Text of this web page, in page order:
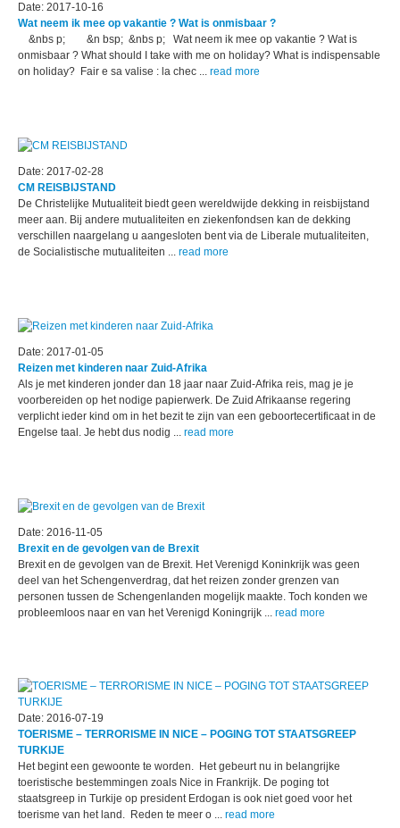
Date: 2017-10-16
Wat neem ik mee op vakantie ? Wat is onmisbaar ?
&nbs p; &n bsp; &nbs p; Wat neem ik mee op vakantie ? Wat is
onmisbaar ? What should I take with me on holiday? What is indispensable
on holiday? Fair e sa valise : la chec ... read more
Date: 2017-02-28
CM REISBIJSTAND
De Christelijke Mutualiteit biedt geen wereldwijde dekking in reisbijstand
meer aan. ​Bij andere mutualiteiten en ziekenfondsen kan de dekking
verschillen naargelang u aangesloten bent via de Liberale mutualiteiten,
de Socialistische mutualiteiten ... read more
Date: 2017-01-05
Reizen met kinderen naar Zuid-Afrika
Als je met kinderen jonder dan 18 jaar naar Zuid-Afrika reis, mag je je
voorbereiden op het nodige papierwerk. De Zuid Afrikaanse regering
verplicht ieder kind om in het bezit te zijn van een geboortecertificaat in de
Engelse taal. Je hebt dus nodig ... read more
Date: 2016-11-05
Brexit en de gevolgen van de Brexit
Brexit en de gevolgen van de Brexit. Het Verenigd Koninkrijk was geen
deel van het Schengenverdrag, dat het reizen zonder grenzen van
personen tussen de Schengenlanden mogelijk maakte. Toch konden we
probleemloos naar en van het Verenigd Koningrijk ... read more
Date: 2016-07-19
TOERISME – TERRORISME IN NICE – POGING TOT STAATSGREEP
TURKIJE
Het begint een gewoonte te worden. Het gebeurt nu in belangrijke
toeristische bestemmingen zoals Nice in Frankrijk. De poging tot
staatsgreep in Turkije op president Erdogan is ook niet goed voor het
toerisme van het land. Reden te meer o ... read more